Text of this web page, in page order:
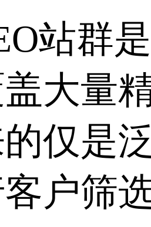
群是
大量
仅是
户筛